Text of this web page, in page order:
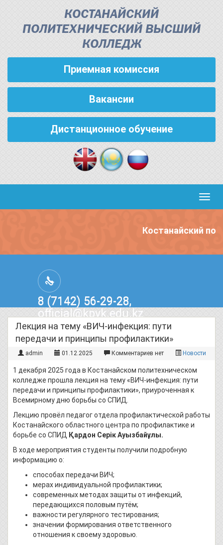
КОСТАНАЙСКИЙ
ПОЛИТЕХНИЧЕСКИЙ ВЫСШИЙ
КОЛЛЕДЖ
Приемная комиссия
Вакансии
Дистанционное обучение
Костанайский
8 (7142) 56-29-28,
official@kpvk.edu.kz
г.Костанай, Проспект Кобыланды
Батыра, 3
Лекция на тему «ВИЧ-инфекция: пути
передачи и принципы профилактики»
admin 01.12.2025 Комментариев нет Новости
1 декабря 2025 года в Костанайском политехническом
колледже прошла лекция на тему «ВИЧ-инфекция: пути
передачи и принципы профилактики», приуроченная к
Всемирному дню борьбы со СПИД.
Лекцию провёл педагог отдела профилактической работы
Костанайского областного центра по профилактике и
борьбе со СПИД
Қардон Серік Ауызбайұлы.
В ходе мероприятия студенты получили подробную
информацию о:
способах передачи ВИЧ;
мерах индивидуальной профилактики;
современных методах защиты от инфекций,
передающихся половым путём;
важности регулярного тестирования;
значении формирования ответственного
отношения к своему здоровью.